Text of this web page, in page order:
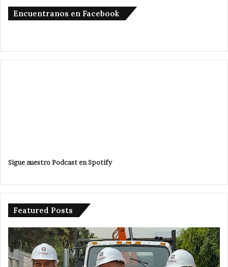
Encuentranos en Facebook
Sigue nuestro Podcast en Spotify
Featured Posts
Detienen
a
tres
en
de